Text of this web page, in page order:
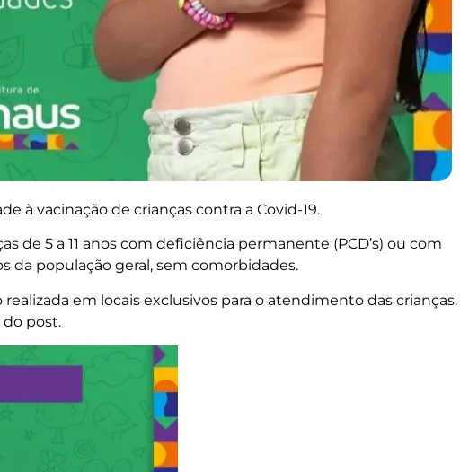
à vacinação de crianças contra a Covid-19.
de 5 a 11 anos com deficiência permanente (PCD’s) ou com
da população geral, sem comorbidades.
em locais exclusivos para o atendimento das crianças.
do post.